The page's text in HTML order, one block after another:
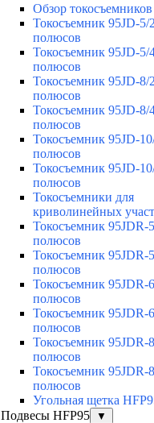
Обзор
Токосъемник 95JD-5/
полюсов
Токосъемник 95JD-5/
полюсов
Токосъемник 95JD-8/
полюсов
Токосъемник 95JD-8/
полюсов
Токосъемник 95JD-
полюсов
Токосъемник 95JD-
полюсов
Токосъемники для
криволинейных
Токосъемник 95JDR-
полюсов
Токосъемник 95JDR-
полюсов
Токосъемник 95JDR-
полюсов
Токосъемник 95JDR-
полюсов
Токосъемник 95JDR-
полюсов
Токосъемник 95JDR-
полюсов
Угольная щетка
Подвесы HFP95
▼